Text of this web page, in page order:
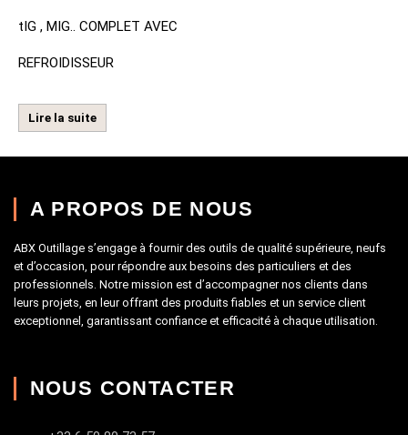
tIG , MIG.. COMPLET AVEC
REFROIDISSEUR
Lire la suite
A PROPOS DE NOUS
ABX Outillage s’engage à fournir des outils de qualité supérieure, neufs
et d’occasion, pour répondre aux besoins des particuliers et des
professionnels. Notre mission est d’accompagner nos clients dans
leurs projets, en leur offrant des produits fiables et un service client
exceptionnel, garantissant confiance et efficacité à chaque utilisation.
NOUS CONTACTER